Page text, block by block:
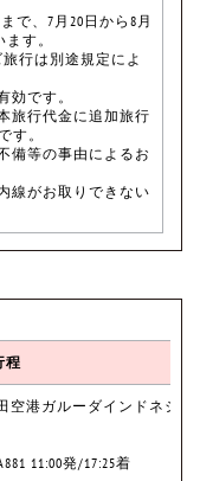
で、7月20日から8月
す。
行は別途規定によ
です。
旅行代金に追加旅行
す。
備等の事由によるお
線がお取りできない
程
港ガルーダインドネシア
11:00発/17:25着